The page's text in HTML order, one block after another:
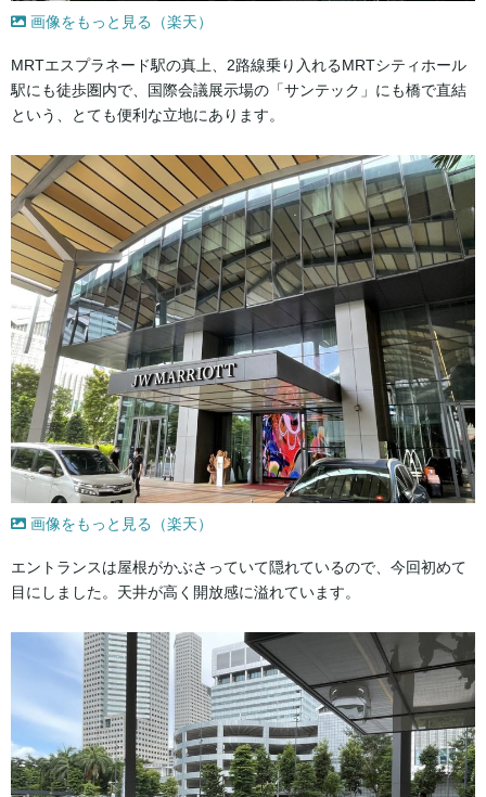
画像をもっと見る（楽天）
MRTエスプラネード駅の真上、2路線乗り入れるMRTシティホール
駅にも徒歩圏内で、国際会議展示場の「サンテック」にも橋で直結
という、とても便利な立地にあります。
画像をもっと見る（楽天）
エントランスは屋根がかぶさっていて隠れているので、今回初めて
目にしました。天井が高く開放感に溢れています。